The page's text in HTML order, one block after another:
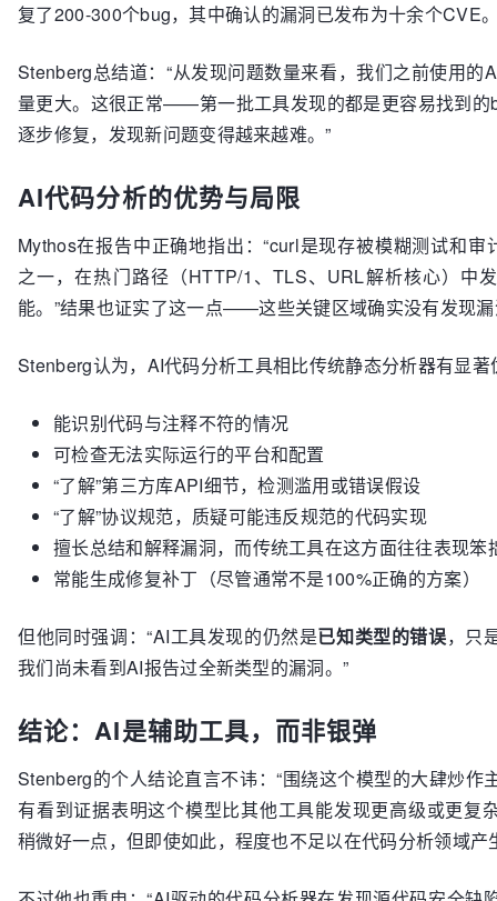
复了200-300个bug，其中确认的漏洞已发布为十余个CVE
Stenberg总结道：“从发现问题数量来看，我们之前使用的
量更大。这很正常——第一批工具发现的都是更容易找到的
逐步修复，发现新问题变得越来越难。”
AI代码分析的优势与局限
Mythos在报告中正确地指出：“curl是现存被模糊测试和审
之一，在热门路径（HTTP/1、TLS、URL解析核心）中
能。”结果也证实了这一点——这些关键区域确实没有发现
Stenberg认为，AI代码分析工具相比传统静态分析器有显著
能识别代码与注释不符的情况
可检查无法实际运行的平台和配置
“了解”第三方库API细节，检测滥用或错误假设
“了解”协议规范，质疑可能违反规范的代码实现
擅长总结和解释漏洞，而传统工具在这方面往往表现笨
常能生成修复补丁（尽管通常不是100%正确的方案）
但他同时强调：“AI工具发现的仍然是已知类型的错误，只
我们尚未看到AI报告过全新类型的漏洞。”
结论：AI是辅助工具，而非银弹
Stenberg的个人结论直言不讳：“围绕这个模型的大肆炒作
有看到证据表明这个模型比其他工具能发现更高级或更复
稍微好一点，但即使如此，程度也不足以在代码分析领域产